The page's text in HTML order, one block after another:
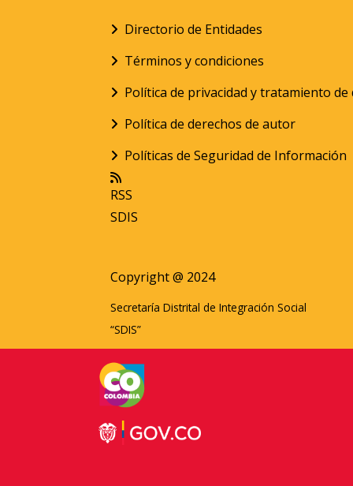
Directorio de Entidades
Términos y condiciones
Política de privacidad y tratamiento
Política de derechos de autor
Políticas de Seguridad de Información
RSS
SDIS
Copyright @ 2024
Secretaría Distrital de Integración Social
“SDIS”